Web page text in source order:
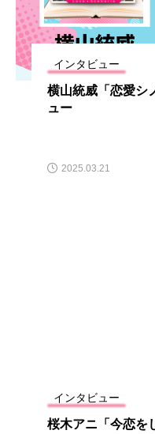
インタビュー
横山統威「恋愛シ
ュー
2025.03.21
インタビュー
桜木アニ「今恋を